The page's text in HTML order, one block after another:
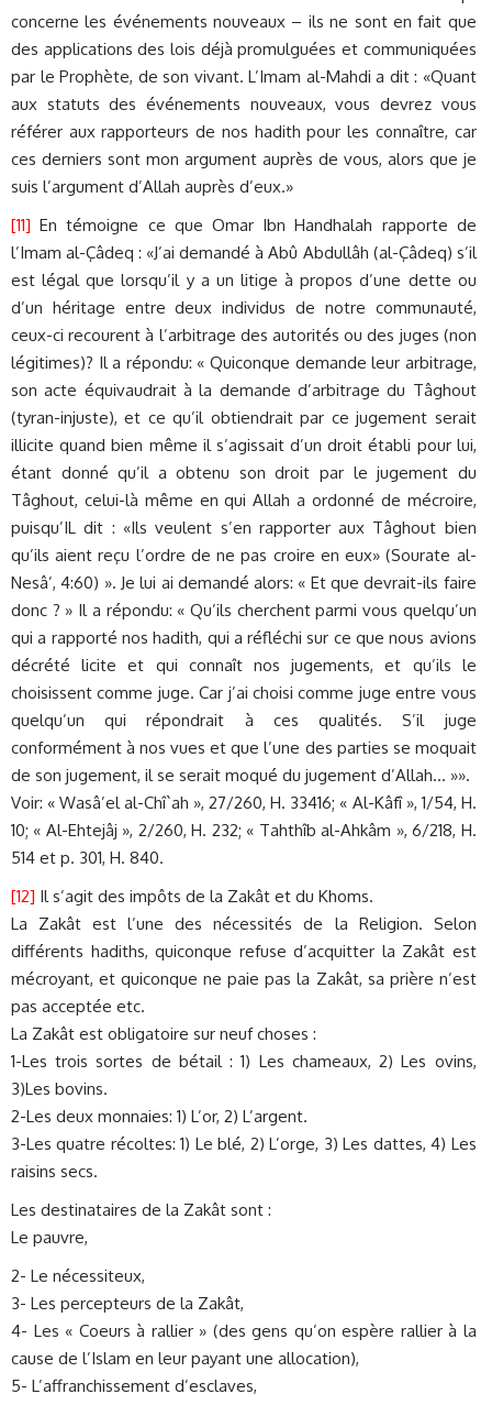
concerne les événements nouveaux – ils ne sont en fait que
des applications des lois déjà promulguées et communiquées
par le Prophète, de son vivant. L’Imam al-Mahdi a dit : «Quant
aux statuts des événements nouveaux, vous devrez vous
référer aux rapporteurs de nos hadith pour les connaître, car
ces derniers sont mon argument auprès de vous, alors que je
suis l’argument d’Allah auprès d’eux.»
[11] En témoigne ce que Omar Ibn Handhalah rapporte de
l’Imam al-Çâdeq : «J’ai demandé à Abû Abdullâh (al-Çâdeq) s’il
est légal que lorsqu’il y a un litige à propos d’une dette ou
d’un héritage entre deux individus de notre communauté,
ceux-ci recourent à l’arbitrage des autorités ou des juges (non
légitimes)? Il a répondu: « Quiconque demande leur arbitrage,
son acte équivaudrait à la demande d’arbitrage du Tâghout
(tyran-injuste), et ce qu’il obtiendrait par ce jugement serait
illicite quand bien même il s’agissait d’un droit établi pour lui,
étant donné qu’il a obtenu son droit par le jugement du
Tâghout, celui-là même en qui Allah a ordonné de mécroire,
puisqu’IL dit : «Ils veulent s’en rapporter aux Tâghout bien
qu’ils aient reçu l’ordre de ne pas croire en eux» (Sourate al-
Nesâ’, 4:60) ». Je lui ai demandé alors: « Et que devrait-ils faire
donc ? » Il a répondu: « Qu’ils cherchent parmi vous quelqu’un
qui a rapporté nos hadith, qui a réfléchi sur ce que nous avions
décrété licite et qui connaît nos jugements, et qu’ils le
choisissent comme juge. Car j’ai choisi comme juge entre vous
quelqu’un qui répondrait à ces qualités. S’il juge
conformément à nos vues et que l’une des parties se moquait
de son jugement, il se serait moqué du jugement d’Allah… »».
Voir: « Wasâ’el al-Chî`ah », 27/260, H. 33416; « Al-Kâfî », 1/54, H.
10; « Al-Ehtejâj », 2/260, H. 232; « Tahthîb al-Ahkâm », 6/218, H.
514 et p. 301, H. 840.
[12] Il s’agit des impôts de la Zakât et du Khoms.
La Zakât est l’une des nécessités de la Religion. Selon
différents hadiths, quiconque refuse d’acquitter la Zakât est
mécroyant, et quiconque ne paie pas la Zakât, sa prière n’est
pas acceptée etc.
La Zakât est obligatoire sur neuf choses :
1-Les trois sortes de bétail : 1) Les chameaux, 2) Les ovins,
3)Les bovins.
2-Les deux monnaies: 1) L’or, 2) L’argent.
3-Les quatre récoltes: 1) Le blé, 2) L’orge, 3) Les dattes, 4) Les
raisins secs.
Les destinataires de la Zakât sont :
Le pauvre,
2- Le nécessiteux,
3- Les percepteurs de la Zakât,
4- Les « Coeurs à rallier » (des gens qu’on espère rallier à la
cause de l’Islam en leur payant une allocation),
5- L’affranchissement d’esclaves,